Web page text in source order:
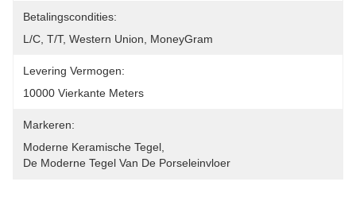
Betalingscondities:
L/C, T/T, Western Union, MoneyGram
Levering Vermogen:
10000 Vierkante Meters
Markeren:
Moderne Keramische Tegel
De Moderne Tegel Van De Porseleinvloer